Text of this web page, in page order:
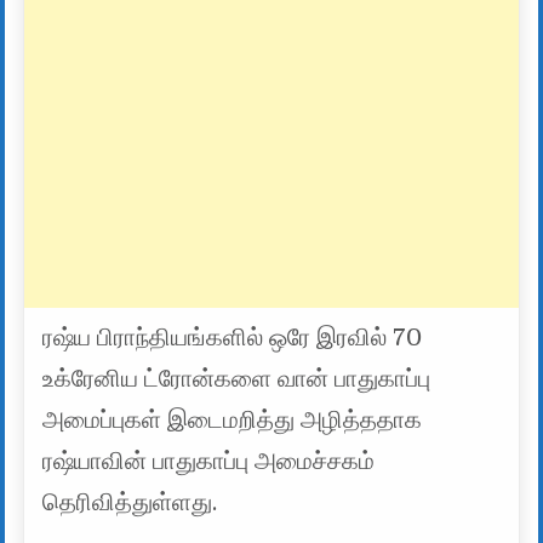
ரஷ்ய பிராந்தியங்களில் ஒரே இரவில் 70
உக்ரேனிய ட்ரோன்களை வான் பாதுகாப்பு
அமைப்புகள் இடைமறித்து அழித்ததாக
ரஷ்யாவின் பாதுகாப்பு அமைச்சகம்
தெரிவித்துள்ளது.